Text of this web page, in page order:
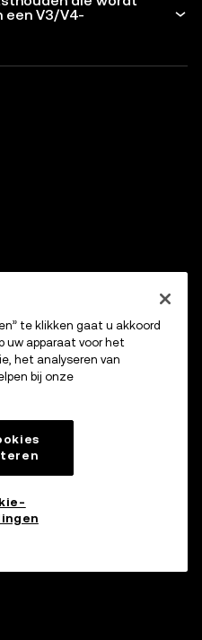
een V3/V4-
te klikken gaat u akkoord
uw apparaat voor het
het analyseren van
bij onze